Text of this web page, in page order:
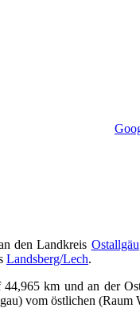
den Landkreis Ostallgäu
Landsberg/Lech.
km und an der
vom östlichen